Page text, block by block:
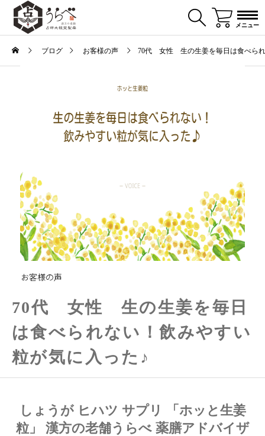
メニュー
ブログ お客様の声 70代 女性 生の生姜を毎日は食べられ
お客様の声
70代 女性 生の生姜を毎日
は食べられない！飲みやすい
粒が気に入った♪
しょうが ヒハツ サプリ 「ホッと生姜
粒」 漢方の老舗うらべ 薬膳アドバイザ